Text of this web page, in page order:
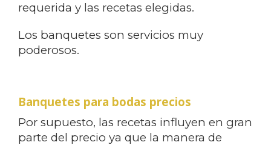
requerida y las recetas elegidas.
Los banquetes son servicios muy
poderosos.
Banquetes para bodas precios
Por supuesto, las recetas influyen en gran
parte del precio ya que la manera de